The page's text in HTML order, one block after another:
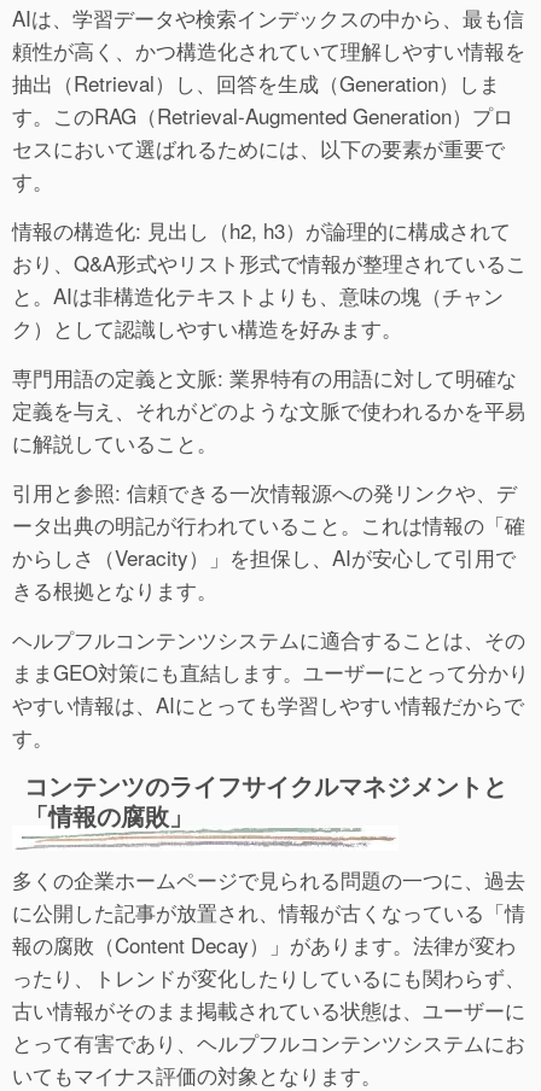
AIは、学習データや検索インデックスの中から、最も信
頼性が高く、かつ構造化されていて理解しやすい情報を
抽出（Retrieval）し、回答を生成（Generation）しま
す。このRAG（Retrieval-Augmented Generation）プロ
セスにおいて選ばれるためには、以下の要素が重要で
す。
情報の構造化: 見出し（h2, h3）が論理的に構成されて
おり、Q&A形式やリスト形式で情報が整理されているこ
と。AIは非構造化テキストよりも、意味の塊（チャン
ク）として認識しやすい構造を好みます。
専門用語の定義と文脈: 業界特有の用語に対して明確な
定義を与え、それがどのような文脈で使われるかを平易
に解説していること。
引用と参照: 信頼できる一次情報源への発リンクや、デ
ータ出典の明記が行われていること。これは情報の「確
からしさ（Veracity）」を担保し、AIが安心して引用で
きる根拠となります。
ヘルプフルコンテンツシステムに適合することは、その
ままGEO対策にも直結します。ユーザーにとって分かり
やすい情報は、AIにとっても学習しやすい情報だからで
す。
コンテンツのライフサイクルマネジメントと
「情報の腐敗」
多くの企業ホームページで見られる問題の一つに、過去
に公開した記事が放置され、情報が古くなっている「情
報の腐敗（Content Decay）」があります。法律が変わ
ったり、トレンドが変化したりしているにも関わらず、
古い情報がそのまま掲載されている状態は、ユーザーに
とって有害であり、ヘルプフルコンテンツシステムにお
いてもマイナス評価の対象となります。